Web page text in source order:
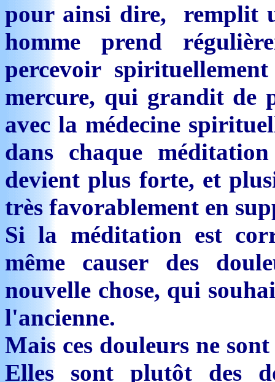
pour ainsi dire, remplit
homme prend
percevoir
mercure, qui grandit de
avec la médecine
dans chaque
devient plus forte, et
très favorablement en
Si la méditation est
même causer des
nouvelle chose, qui
l'ancienne.
Mais ces douleurs ne
Elles sont plutôt des